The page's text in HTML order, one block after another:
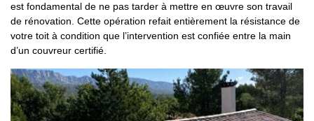
est fondamental de ne pas tarder à mettre en œuvre son travail
de rénovation. Cette opération refait entièrement la résistance de
votre toit à condition que l’intervention est confiée entre la main
d’un couvreur certifié.